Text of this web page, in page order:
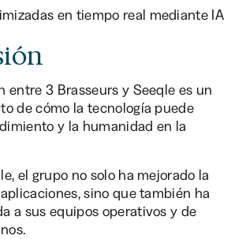
en tiempo real mediante IA
entre 3 Brasseurs y Seeqle es un
de cómo la tecnología puede
y la humanidad en la
el grupo no solo ha mejorado la
sino que también ha
a sus equipos operativos y de